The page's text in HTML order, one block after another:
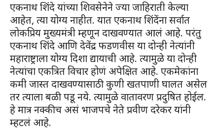
एकनाथ शिंदे यांच्या शिवसेनेने ज्या जाहिराती केल्या
आहेत, त्या योग्य नाहीत. यात एकनाथ शिंदेंना सर्वात
लोकप्रिय मुख्यमंत्री म्हणून दाखवण्यात आलं आहे. परंतु
एकनाथ शिंदे आणि देवेंद्र फडणवीस या दोन्ही नेत्यांनी
महाराष्ट्राला योग्य दिशा द्यायाची आहे. त्यामुळे या दोन्ही
नेत्यांचा एकत्रित विचार होणं अपेक्षित आहे. एकमेकांना
कमी जास्त दाखवण्यासाठी कुणी खतपाणी घालत असेल
तर त्याला बळी पडू नये. त्यामुळे वातावरण प्रदुषित होईल.
हे मात्र नक्कीच असं भाजपचे नेते प्रवीण दरेकर यांनी
म्हटलं आहे.